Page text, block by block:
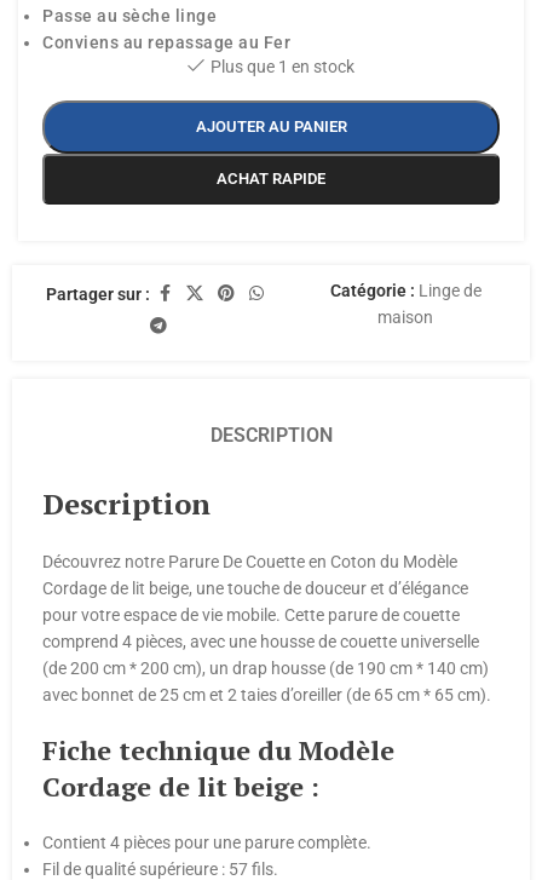
Passe au sèche linge
Conviens au repassage au Fer
Plus que 1 en stock
AJOUTER AU PANIER
ACHAT RAPIDE
Partager sur : Catégorie : Linge de
maison
DESCRIPTION
Description
Découvrez notre Parure De Couette en Coton du Modèle
Cordage de lit beige, une touche de douceur et d’élégance
pour votre espace de vie mobile. Cette parure de couette
comprend 4 pièces, avec une housse de couette universelle
(de 200 cm * 200 cm), un drap housse (de 190 cm * 140 cm)
avec bonnet de 25 cm et 2 taies d’oreiller (de 65 cm * 65 cm).
Fiche technique du Modèle
Cordage de lit beige :
Contient 4 pièces pour une parure complète.
Fil de qualité supérieure : 57 fils.